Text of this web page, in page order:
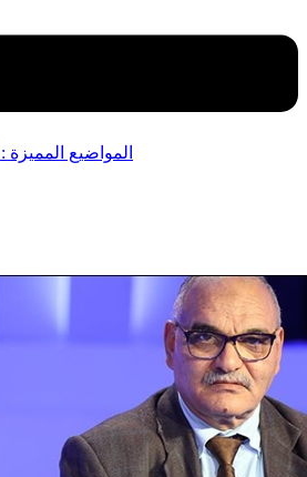
المواضيع المميزة :